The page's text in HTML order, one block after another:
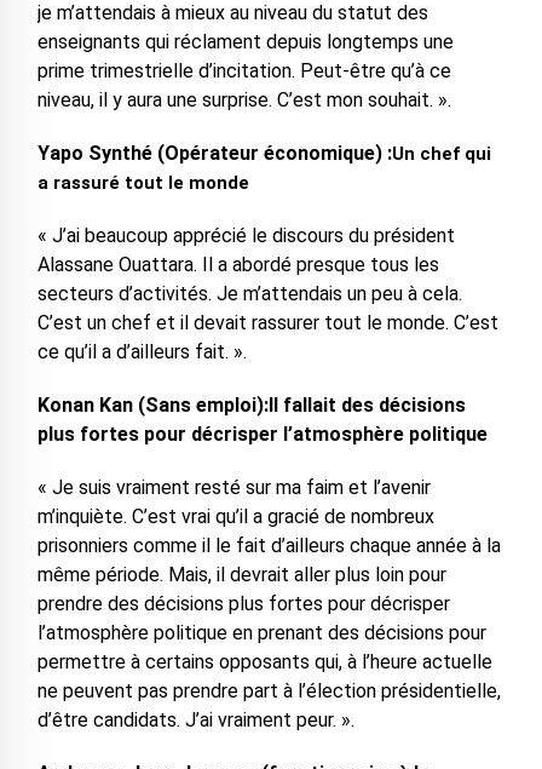
je m’attendais à mieux au niveau du statut des
enseignants qui réclament depuis longtemps une
prime trimestrielle d’incitation. Peut-être qu’à ce
niveau, il y aura une surprise. C’est mon souhait. ».
Yapo Synthé (Opérateur économique) :Un chef qui
a rassuré tout le monde
« J’ai beaucoup apprécié le discours du président
Alassane Ouattara. Il a abordé presque tous les
secteurs d’activités. Je m’attendais un peu à cela.
C’est un chef et il devait rassurer tout le monde. C’est
ce qu’il a d’ailleurs fait. ».
Konan Kan (Sans emploi):Il fallait des décisions
plus fortes pour décrisper l’atmosphère politique
« Je suis vraiment resté sur ma faim et l’avenir
m’inquiète. C’est vrai qu’il a gracié de nombreux
prisonniers comme il le fait d’ailleurs chaque année à la
même période. Mais, il devrait aller plus loin pour
prendre des décisions plus fortes pour décrisper
l’atmosphère politique en prenant des décisions pour
permettre à certains opposants qui, à l’heure actuelle
ne peuvent pas prendre part à l’élection présidentielle,
d’être candidats. J’ai vraiment peur. ».